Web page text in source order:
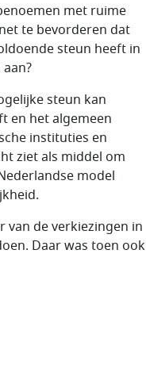
met ruime
te bevorderen dat
steun heeft in
steun kan
en het algemeen
instituties en
ziet als middel om
model
van de verkiezingen in
Daar was toen ook